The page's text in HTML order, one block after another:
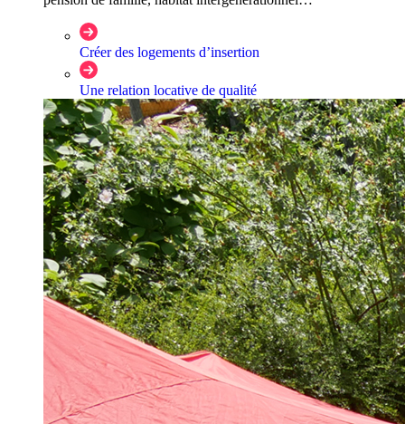
Créer des logements d’insertion
Une relation locative de qualité